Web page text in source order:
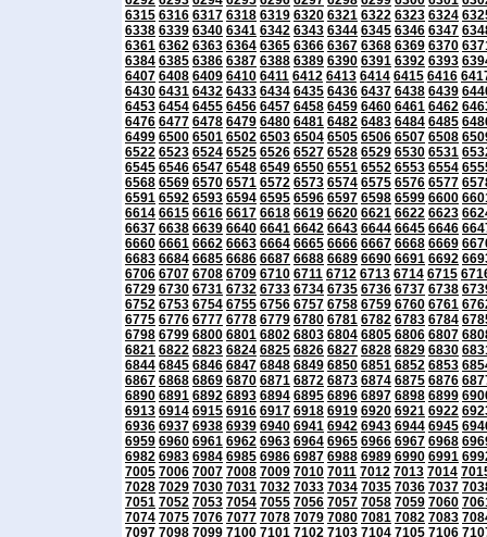
6315 6316 6317 6318 6319 6320 6321 6322 6323 6324
6338 6339 6340 6341 6342 6343 6344 6345 6346 6347
6361 6362 6363 6364 6365 6366 6367 6368 6369 6370
6384 6385 6386 6387 6388 6389 6390 6391 6392 6393
6407 6408 6409 6410 6411 6412 6413 6414 6415 6416
6430 6431 6432 6433 6434 6435 6436 6437 6438 6439
6453 6454 6455 6456 6457 6458 6459 6460 6461 6462
6476 6477 6478 6479 6480 6481 6482 6483 6484 6485
6499 6500 6501 6502 6503 6504 6505 6506 6507 6508
6522 6523 6524 6525 6526 6527 6528 6529 6530 6531
6545 6546 6547 6548 6549 6550 6551 6552 6553 6554
6568 6569 6570 6571 6572 6573 6574 6575 6576 6577
6591 6592 6593 6594 6595 6596 6597 6598 6599 6600
6614 6615 6616 6617 6618 6619 6620 6621 6622 6623
6637 6638 6639 6640 6641 6642 6643 6644 6645 6646
6660 6661 6662 6663 6664 6665 6666 6667 6668 6669
6683 6684 6685 6686 6687 6688 6689 6690 6691 6692
6706 6707 6708 6709 6710 6711 6712 6713 6714 6715
6729 6730 6731 6732 6733 6734 6735 6736 6737 6738
6752 6753 6754 6755 6756 6757 6758 6759 6760 6761
6775 6776 6777 6778 6779 6780 6781 6782 6783 6784
6798 6799 6800 6801 6802 6803 6804 6805 6806 6807
6821 6822 6823 6824 6825 6826 6827 6828 6829 6830
6844 6845 6846 6847 6848 6849 6850 6851 6852 6853
6867 6868 6869 6870 6871 6872 6873 6874 6875 6876
6890 6891 6892 6893 6894 6895 6896 6897 6898 6899
6913 6914 6915 6916 6917 6918 6919 6920 6921 6922
6936 6937 6938 6939 6940 6941 6942 6943 6944 6945
6959 6960 6961 6962 6963 6964 6965 6966 6967 6968
6982 6983 6984 6985 6986 6987 6988 6989 6990 6991
7005 7006 7007 7008 7009 7010 7011 7012 7013 7014
7028 7029 7030 7031 7032 7033 7034 7035 7036 7037
7051 7052 7053 7054 7055 7056 7057 7058 7059 7060
7074 7075 7076 7077 7078 7079 7080 7081 7082 7083
7097 7098 7099 7100 7101 7102 7103 7104 7105 7106